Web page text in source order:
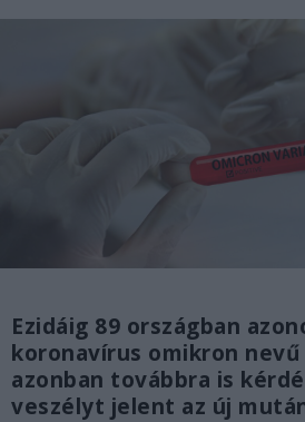
Ezidáig 89 országban
koronavírus omikron nevű
azonban továbbra is
veszélyt jelent az új